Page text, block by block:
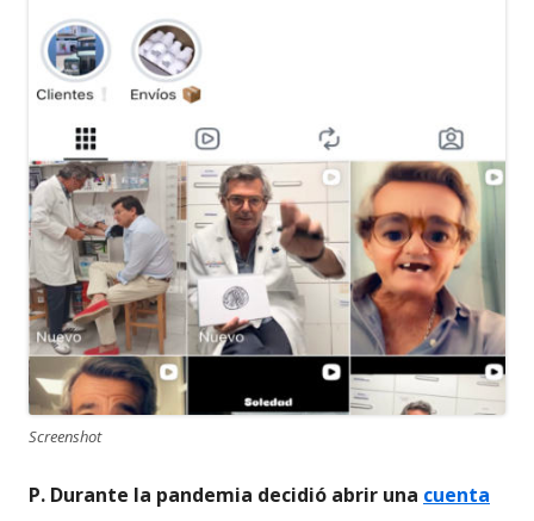
Screenshot
P. Durante la pandemia decidió abrir una cuenta